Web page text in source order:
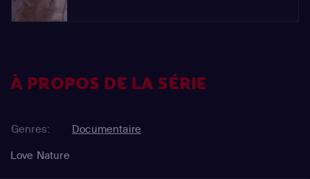
À PROPOS DE LA SÉRIE
Genres:
Documentaire
Love Nature